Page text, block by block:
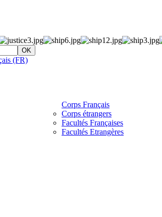
Corps Français
Corps étrangers
Facultés Françaises
Facultés Etrangères